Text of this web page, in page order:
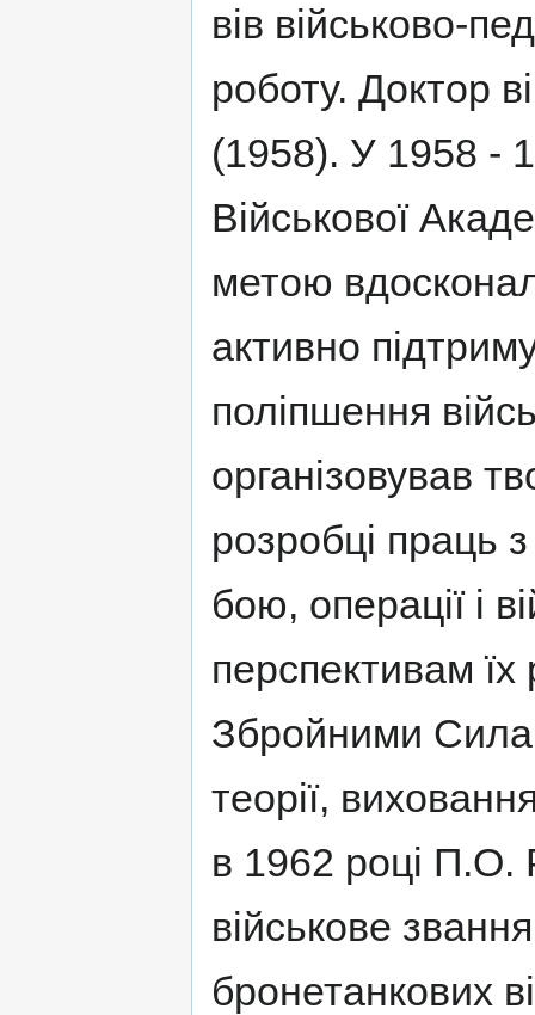
вів військово-
роботу. Доктор
(1958). У 1958 -
Військової
метою
активно
поліпшення
організовував
розробці праць
бою, операції і
перспективам їх
Збройними
теорії,
в 1962 році П.О.
військове
бронетанкових